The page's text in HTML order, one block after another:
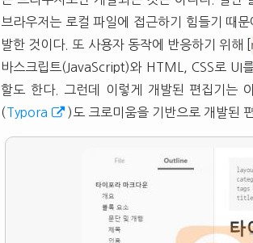
브라우저는 로컬 파일에 접근하기 힘들기 때
발한 것이다. 또 사용자 동작에 반응하기 위해 [
바스크립트(JavaScript)와 HTML ,CSS로 UI
할도 한다. 그런데 이렇게 개발된 편집기는
(Typora )도 크로미움을 기반으로 개발된